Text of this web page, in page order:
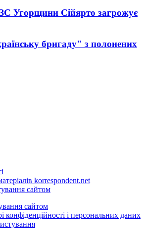
Угорщини Сійярто загрожує
бригаду" з полонених
korrespondent.net
сайтом
сайтом
конфіденційності і персональних даних